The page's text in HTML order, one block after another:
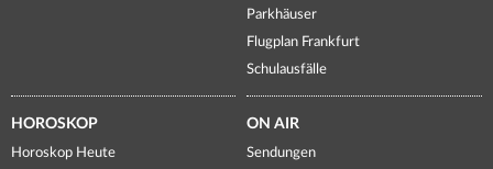
Parkhäuser
Flugplan Frankfurt
Schulausfälle
HOROSKOP
Horoskop Heute
ON AIR
Sendungen